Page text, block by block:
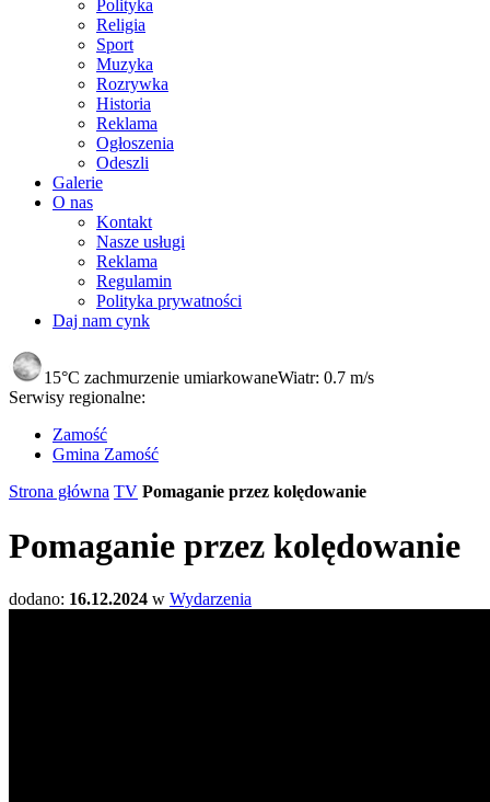
Polityka
Religia
Sport
Muzyka
Rozrywka
Historia
Reklama
Ogłoszenia
Odeszli
Galerie
O nas
Kontakt
Nasze usługi
Reklama
Regulamin
Polityka prywatności
Daj nam cynk
15°C zachmurzenie umiarkowaneWiatr: 0.7 m/s
Serwisy regionalne:
Zamość
Gmina Zamość
Strona główna TV Pomaganie przez kolędowanie
Pomaganie przez kolędowanie
dodano: 16.12.2024 w Wydarzenia